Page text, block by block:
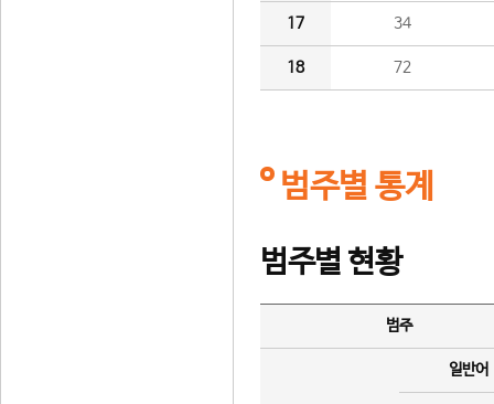
17 34
18 72
범주별 통계
범주별 현황
범주
일반어